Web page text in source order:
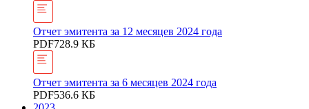
Отчет эмитента за 12 месяцев 2024 года
PDF728.9 КБ
Отчет эмитента за 6 месяцев 2024 года
PDF536.6 КБ